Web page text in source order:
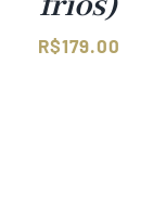
R$179.00